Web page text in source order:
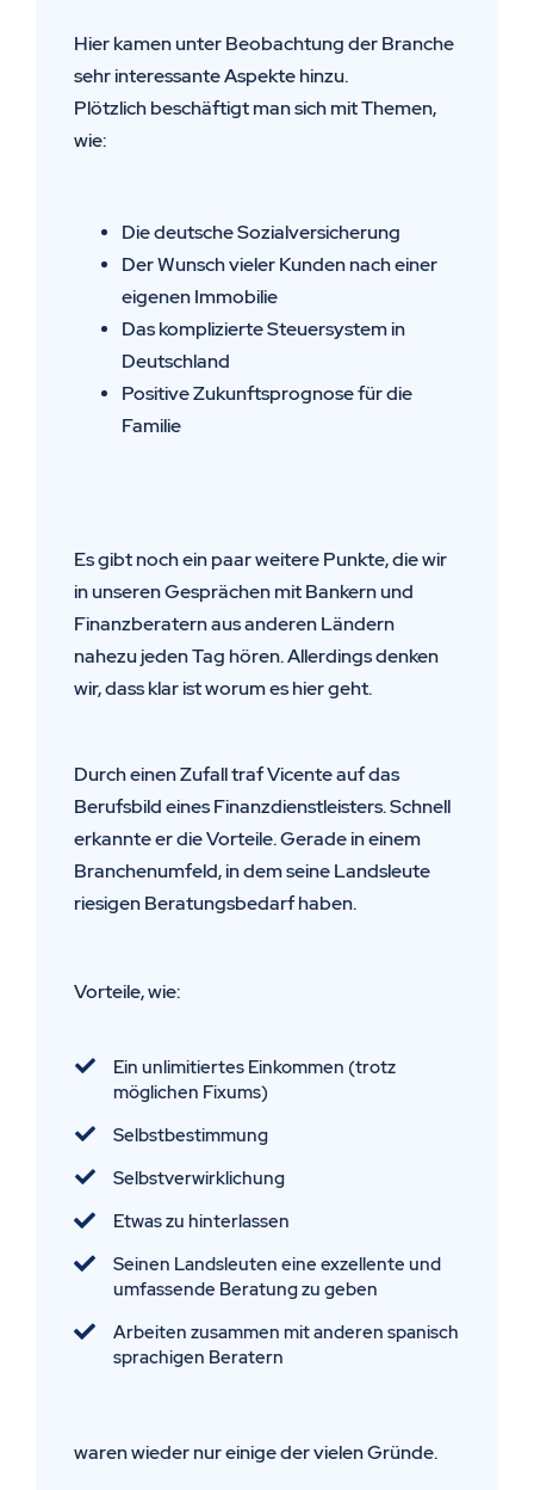
Hier kamen unter Beobachtung der Branche
sehr interessante Aspekte hinzu.
Plötzlich beschäftigt man sich mit Themen,
wie:
Die deutsche Sozialversicherung
Der Wunsch vieler Kunden nach einer
eigenen Immobilie
Das komplizierte Steuersystem in
Deutschland
Positive Zukunftsprognose für die
Familie
Es gibt noch ein paar weitere Punkte, die wir
in unseren Gesprächen mit Bankern und
Finanzberatern aus anderen Ländern
nahezu jeden Tag hören. Allerdings denken
wir, dass klar ist worum es hier geht.
Durch einen Zufall traf Vicente auf das
Berufsbild eines Finanzdienstleisters. Schnell
erkannte er die Vorteile. Gerade in einem
Branchenumfeld, in dem seine Landsleute
riesigen Beratungsbedarf haben.
Vorteile, wie:
Ein unlimitiertes Einkommen (trotz
möglichen Fixums)
Selbstbestimmung
Selbstverwirklichung
Etwas zu hinterlassen
Seinen Landsleuten eine exzellente und
umfassende Beratung zu geben
Arbeiten zusammen mit anderen spanisch
sprachigen Beratern
waren wieder nur einige der vielen Gründe.